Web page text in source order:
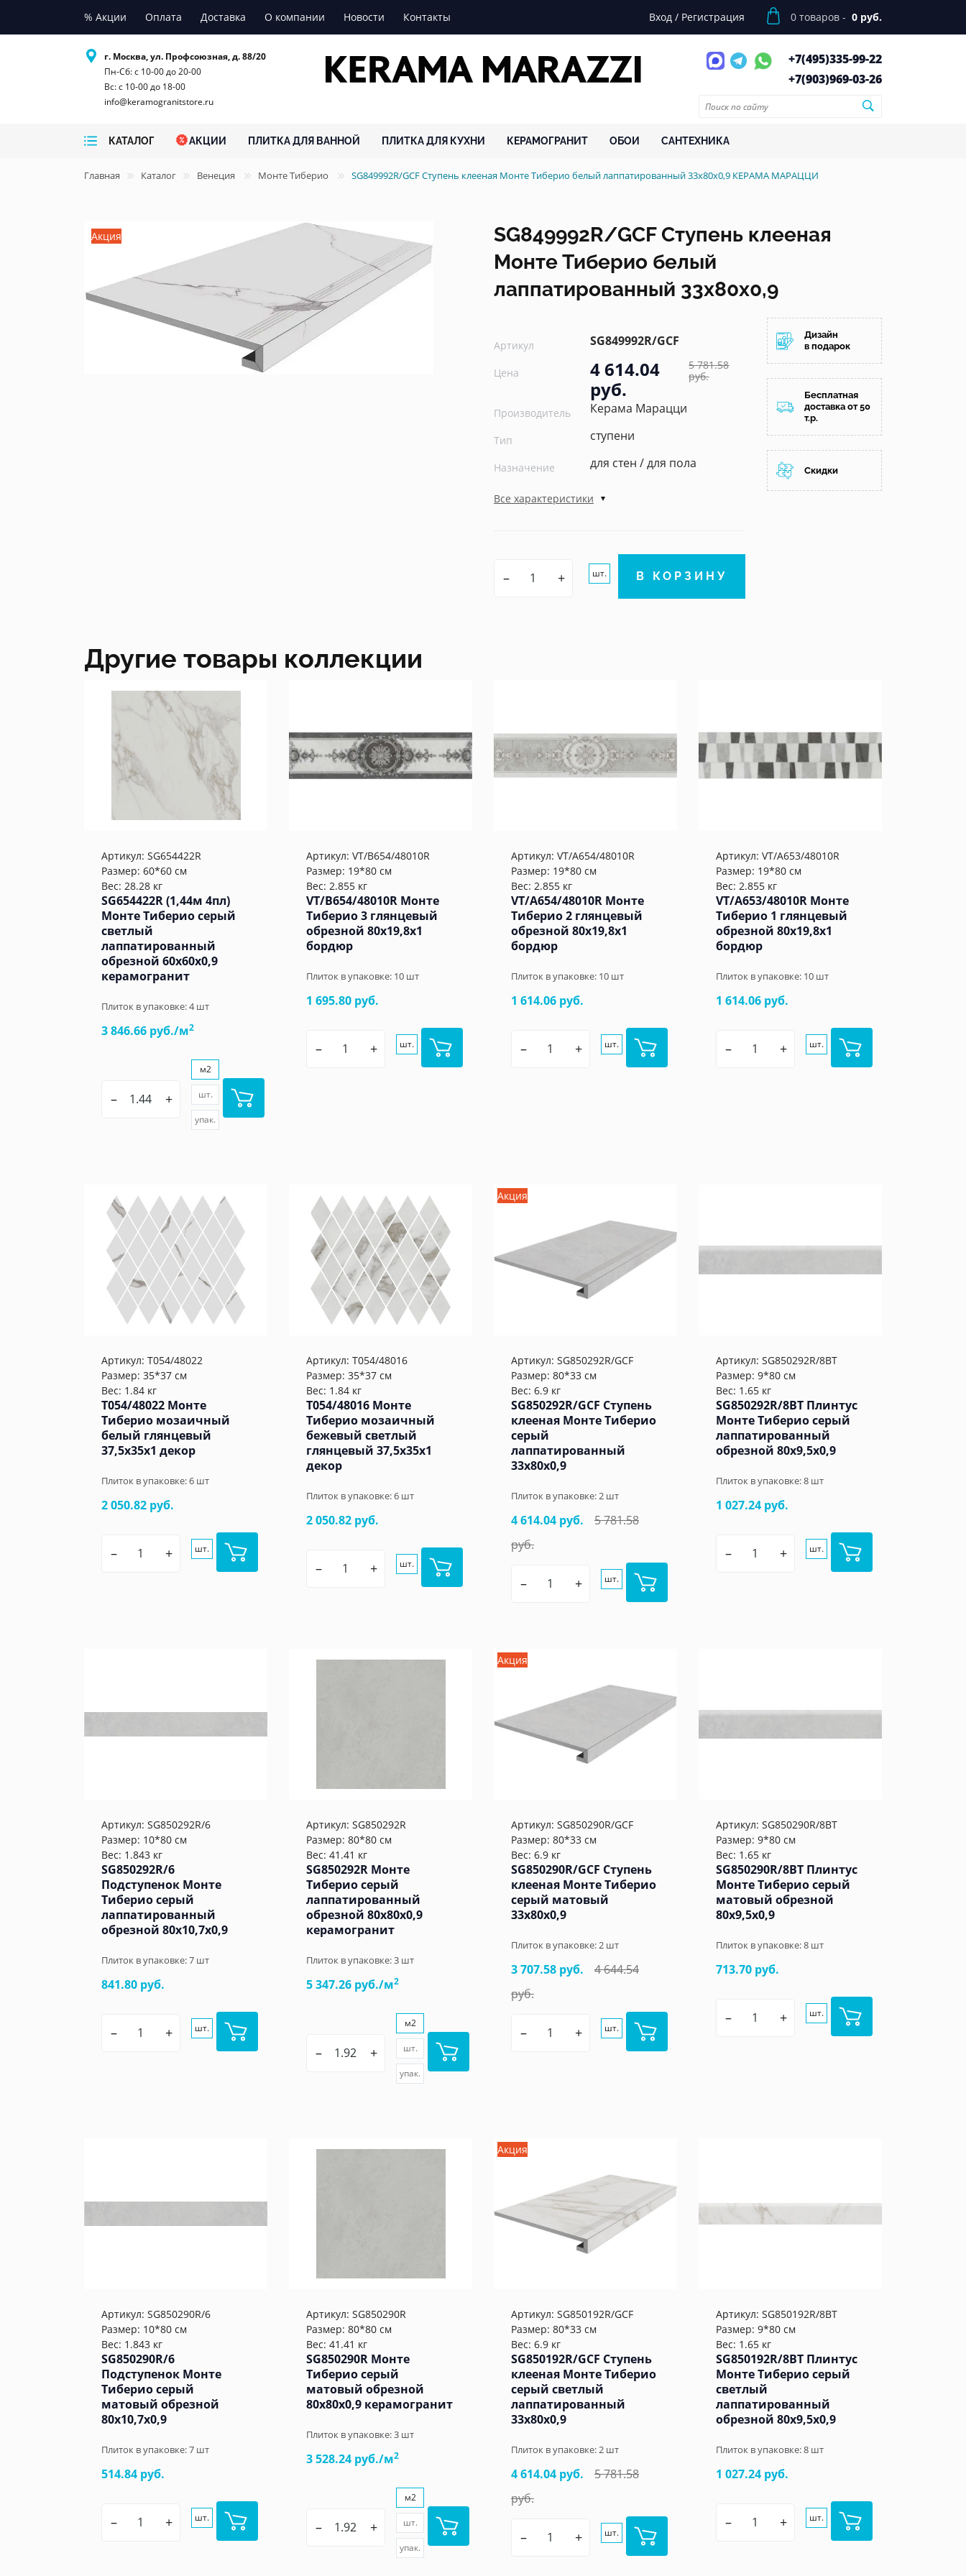
% Акции Оплата Доставка О компании Новости Контакты Вход / Регистрация 0 товаров - 0 руб.
г. Москва, ул. Профсоюзная, д. 88/20
Пн-Сб: с 10-00 до 20-00
Вс: с 10-00 до 18-00
info@keramogranitstore.ru
+7(495)335-99-22
+7(903)969-03-26
КАТАЛОГ АКЦИИ ПЛИТКА ДЛЯ ВАННОЙ ПЛИТКА ДЛЯ КУХНИ КЕРАМОГРАНИТ ОБОИ САНТЕХНИКА
Главная Каталог Венеция Монте Тиберио SG849992R/GCF Ступень клееная Монте Тиберио белый лаппатированный 33x80x0,9 КЕРАМА МАРАЦЦИ
Акция
SG849992R/GCF Ступень клееная
Монте Тиберио белый
лаппатированный 33x80x0,9
Артикул SG849992R/GCF
Цена
4 614.04
руб.
5 781.58
руб.
Производитель Керама Марацци
Тип ступени
Назначение для стен / для пола
Все характеристики
– + шт. В КОРЗИНУ
Дизайн
в подарок
Бесплатная
доставка от 50
т.р.
Скидки
Другие товары коллекции
Артикул: SG654422R
Размер: 60*60 см
Вес: 28.28 кг
SG654422R (1,44м 4пл)
Монте Тиберио серый
светлый
лаппатированный
обрезной 60x60x0,9
керамогранит
Плиток в упаковке:4шт
3 846.66 руб./м2
– +
м2
шт.
упак.
Артикул: VT/B654/48010R
Размер: 19*80 см
Вес: 2.855 кг
VT/B654/48010R Монте
Тиберио 3 глянцевый
обрезной 80x19,8x1
бордюр
Плиток в упаковке: 10 шт
1 695.80 руб.
– + шт.
Артикул: VT/A654/48010R
Размер: 19*80 см
Вес: 2.855 кг
VT/A654/48010R Монте
Тиберио 2 глянцевый
обрезной 80x19,8x1
бордюр
Плиток в упаковке: 10 шт
1 614.06 руб.
– + шт.
Артикул: VT/A653/48010R
Размер: 19*80 см
Вес: 2.855 кг
VT/A653/48010R Монте
Тиберио 1 глянцевый
обрезной 80x19,8x1
бордюр
Плиток в упаковке: 10 шт
1 614.06 руб.
– + шт.
Артикул: T054/48022
Размер: 35*37 см
Вес: 1.84 кг
T054/48022 Монте
Тиберио мозаичный
белый глянцевый
37,5x35x1 декор
Плиток в упаковке:6 шт
2 050.82 руб.
– + шт.
Артикул: T054/48016
Размер: 35*37 см
Вес: 1.84 кг
T054/48016 Монте
Тиберио мозаичный
бежевый светлый
глянцевый 37,5x35x1
декор
Плиток в упаковке:6 шт
2 050.82 руб.
– + шт.
Акция
Артикул: SG850292R/GCF
Размер: 80*33 см
Вес: 6.9 кг
SG850292R/GCF Ступень
клееная Монте Тиберио
серый
лаппатированный
33x80x0,9
Плиток в упаковке:2 шт
4 614.04 руб.
5 781.58
руб.
– + шт.
Артикул: SG850292R/8BT
Размер: 9*80 см
Вес: 1.65 кг
SG850292R/8BT Плинтус
Монте Тиберио серый
лаппатированный
обрезной 80x9,5x0,9
Плиток в упаковке:8 шт
1 027.24 руб.
– + шт.
Артикул: SG850292R/6
Размер: 10*80 см
Вес: 1.843 кг
SG850292R/6
Подступенок Монте
Тиберио серый
лаппатированный
обрезной 80x10,7x0,9
Плиток в упаковке:7 шт
841.80 руб.
– + шт.
Артикул: SG850292R
Размер: 80*80 см
Вес: 41.41 кг
SG850292R Монте
Тиберио серый
лаппатированный
обрезной 80x80x0,9
керамогранит
Плиток в упаковке:3 шт
5 347.26 руб./м2
– +
м2
шт.
упак.
Акция
Артикул: SG850290R/GCF
Размер: 80*33 см
Вес: 6.9 кг
SG850290R/GCF Ступень
клееная Монте Тиберио
серый матовый
33x80x0,9
Плиток в упаковке:2 шт
3 707.58 руб.
4 644.54
руб.
– + шт.
Артикул: SG850290R/8BT
Размер: 9*80 см
Вес: 1.65 кг
SG850290R/8BT Плинтус
Монте Тиберио серый
матовый обрезной
80x9,5x0,9
Плиток в упаковке:8 шт
713.70 руб.
– + шт.
Артикул: SG850290R/6
Размер: 10*80 см
Вес: 1.843 кг
SG850290R/6
Подступенок Монте
Тиберио серый
матовый обрезной
80x10,7x0,9
Плиток в упаковке:7 шт
514.84 руб.
– + шт.
Артикул: SG850290R
Размер: 80*80 см
Вес: 41.41 кг
SG850290R Монте
Тиберио серый
матовый обрезной
80x80x0,9 керамогранит
Плиток в упаковке:3 шт
3 528.24 руб./м2
– +
м2
шт.
упак.
Акция
Артикул: SG850192R/GCF
Размер: 80*33 см
Вес: 6.9 кг
SG850192R/GCF Ступень
клееная Монте Тиберио
серый светлый
лаппатированный
33x80x0,9
Плиток в упаковке:2 шт
4 614.04 руб.
5 781.58
руб.
– + шт.
Артикул: SG850192R/8BT
Размер: 9*80 см
Вес: 1.65 кг
SG850192R/8BT Плинтус
Монте Тиберио серый
светлый
лаппатированный
обрезной 80x9,5x0,9
Плиток в упаковке:8 шт
1 027.24 руб.
– + шт.